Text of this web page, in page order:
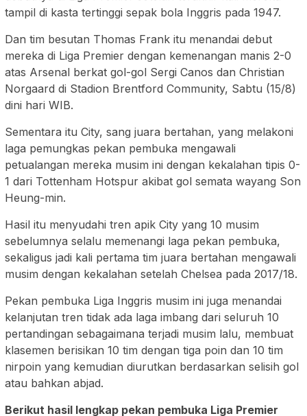
tampil di kasta tertinggi sepak bola Inggris pada 1947.
Dan tim besutan Thomas Frank itu menandai debut
mereka di Liga Premier dengan kemenangan manis 2-0
atas Arsenal berkat gol-gol Sergi Canos dan Christian
Norgaard di Stadion Brentford Community, Sabtu (15/8)
dini hari WIB.
Sementara itu City, sang juara bertahan, yang melakoni
laga pemungkas pekan pembuka mengawali
petualangan mereka musim ini dengan kekalahan tipis 0-
1 dari Tottenham Hotspur akibat gol semata wayang Son
Heung-min.
Hasil itu menyudahi tren apik City yang 10 musim
sebelumnya selalu memenangi laga pekan pembuka,
sekaligus jadi kali pertama tim juara bertahan mengawali
musim dengan kekalahan setelah Chelsea pada 2017/18.
Pekan pembuka Liga Inggris musim ini juga menandai
kelanjutan tren tidak ada laga imbang dari seluruh 10
pertandingan sebagaimana terjadi musim lalu, membuat
klasemen berisikan 10 tim dengan tiga poin dan 10 tim
nirpoin yang kemudian diurutkan berdasarkan selisih gol
atau bahkan abjad.
Berikut hasil lengkap pekan pembuka Liga Premier